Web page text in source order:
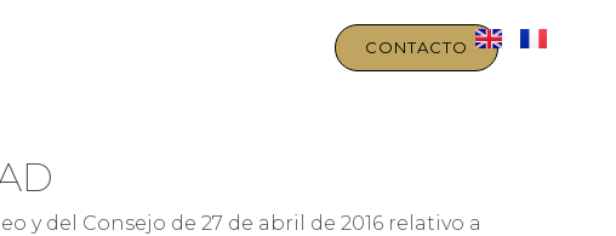
CONTACTO
y del Consejo de 27 de abril de 2016 relativo a